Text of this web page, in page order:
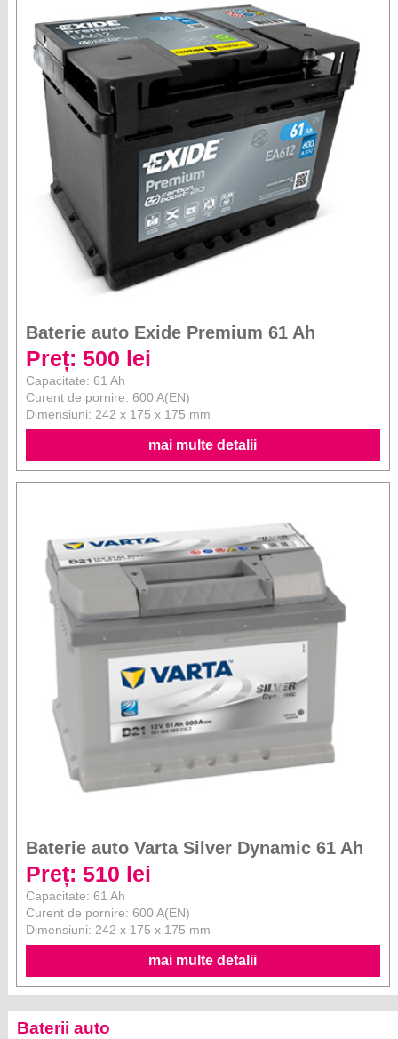
Baterie auto Exide Premium 61 Ah
Preț: 500 lei
Capacitate: 61 Ah
Curent de pornire: 600 A(EN)
Dimensiuni: 242 x 175 x 175 mm
mai multe detalii
Baterie auto Varta Silver Dynamic 61 Ah
Preț: 510 lei
Capacitate: 61 Ah
Curent de pornire: 600 A(EN)
Dimensiuni: 242 x 175 x 175 mm
mai multe detalii
Baterii auto